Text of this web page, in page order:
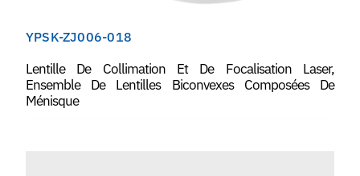
YPSK-ZJ006-018
Lentille De Collimation Et De Focalisation Laser,
Ensemble De Lentilles Biconvexes Composées De
Ménisque